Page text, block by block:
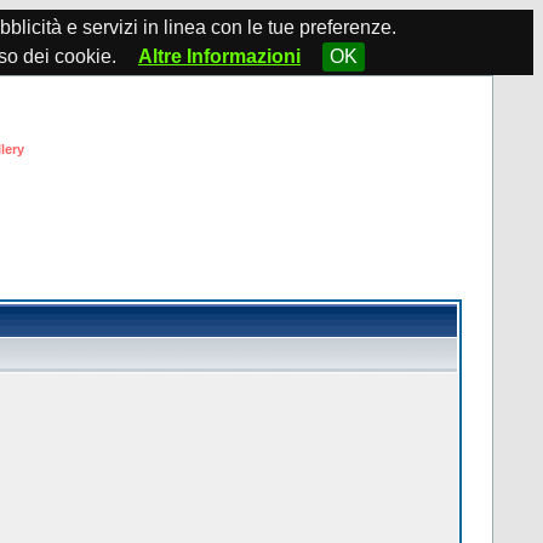
e servizi in linea con le tue preferenze.
dei cookie.
Altre Informazioni OK